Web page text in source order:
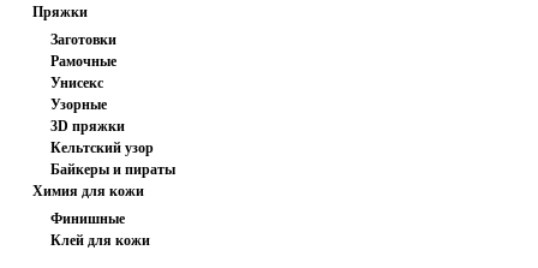
иностранные
Пряжки
Заготовки
Рамочные
Унисекс
Узорные
3D пряжки
Кельтский узор
Байкеры и пираты
Химия для кожи
Финишные
покрытия
Клей для кожи